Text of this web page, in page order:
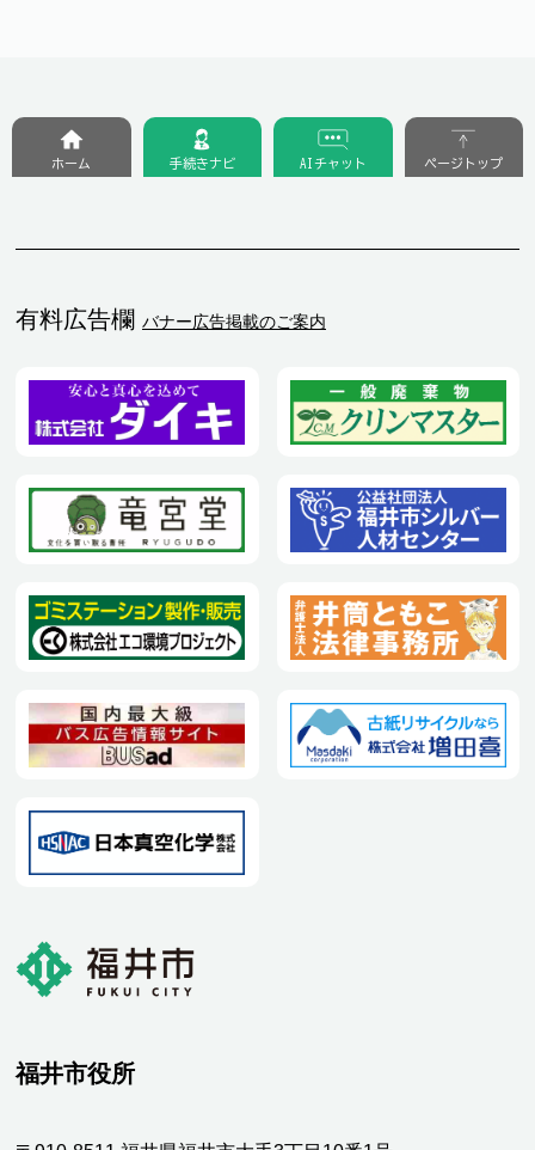
有料広告欄 バナー広告掲載のご案内
ホーム 手続きナビ AIチャット ページトップ
福井市役所